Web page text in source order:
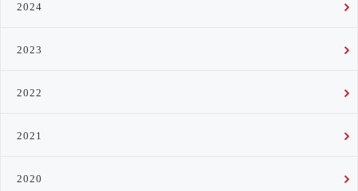
2024
2023
2022
2021
2020